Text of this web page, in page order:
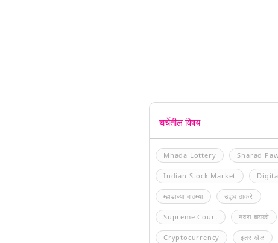
चर्चेतील विषय
Mhada Lottery Sharad
Indian Stock Market
म्हाडाच्या बातम्या उद्धव ठाकरे
Supreme Court नवरा बायको
Cryptocurrency इतर खेळ